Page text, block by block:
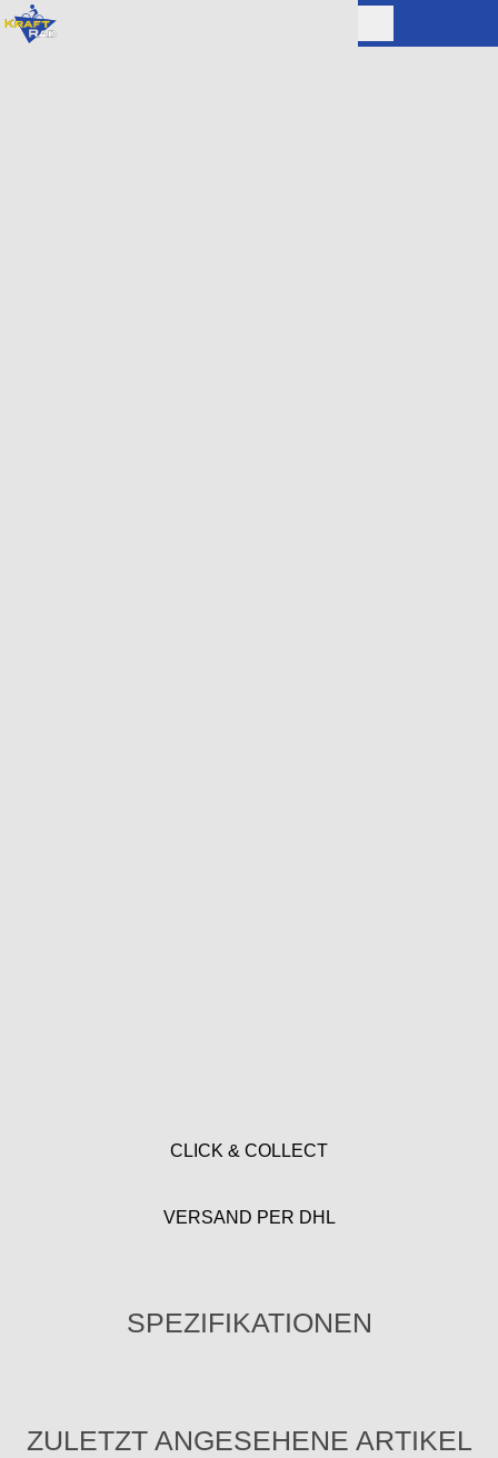
CLICK & COLLECT
VERSAND PER DHL
SPEZIFIKATIONEN
ZULETZT ANGESEHENE ARTIKEL